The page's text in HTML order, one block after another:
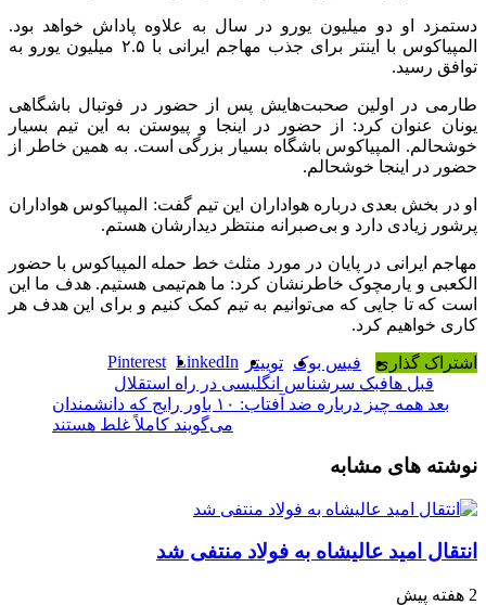
دستمزد او دو میلیون یورو در سال به علاوه پاداش خواهد بود.
المپیاکوس با اینتر برای جذب مهاجم ایرانی با ۲.۵ میلیون یورو به
توافق رسید.
طارمی در اولین صحبت‌هایش پس از حضور در فوتبال باشگاهی
یونان عنوان کرد: از حضور در اینجا و پیوستن به این تیم بسیار
خوشحالم. المپیاکوس باشگاه بسیار بزرگی است. به همین خاطر از
حضور در اینجا خوشحالم.
او در بخش بعدی درباره هواداران این تیم گفت: المپیاکوس هواداران
پرشور زیادی دارد و بی‌صبرانه منتظر دیدارشان هستم.
مهاجم ایرانی در پایان در مورد مثلث خط حمله المپیاکوس با حضور
الکعبی و یارمچوک خاطرنشان کرد: ما هم‌تیمی هستیم. هدف ما این
است که تا جایی که می‌توانیم به تیم کمک کنیم و برای این هدف هر
کاری خواهیم کرد.
اشتراک گذاری فیس بوک توییتر LinkedIn
Pinterest
قبل هافبک سرشناس انگلیسی در راه استقلال
بعد
همه چیز درباره ضد آفتاب: ۱۰ باور رایج که دانشمندان
می‌گویند کاملاً غلط هستند
نوشته های مشابه
انتقال امید عالیشاه به فولاد منتفی شد
2 هفته پیش